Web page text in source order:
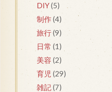
DIY(5)
制作(4)
旅行(9)
日常 (1)
美容 (2)
育児 (29)
雑記(7)